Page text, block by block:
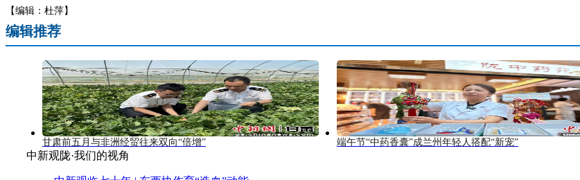
【编辑：杜萍】
编辑推荐
甘肃前五月与非洲经贸往来双向“倍增” 端午节“中药香囊”成兰州年轻人搭配“新宠”
中新观陇·我们的视角